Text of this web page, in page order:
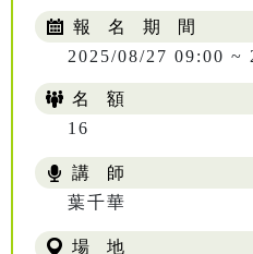
報 名 期 間
2025/08/27 09:00 ~
名 額
16
講 師
葉千華
場 地